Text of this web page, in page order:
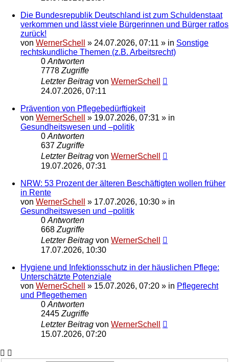
Die Bundesrepublik Deutschland ist zum Schuldenstaat
verkommen und lässt viele Bürgerinnen und Bürger ratlos
zurück!
von WernerSchell » 24.07.2026, 07:11 » in Sonstige
rechtskundliche Themen (z.B. Arbeitsrecht)
0 Antworten
7778 Zugriffe
Letzter Beitrag von WernerSchell
24.07.2026, 07:11
Prävention von Pflegebedürftigkeit
von WernerSchell » 19.07.2026, 07:31 » in
Gesundheitswesen und –politik
0 Antworten
637 Zugriffe
Letzter Beitrag von WernerSchell
19.07.2026, 07:31
NRW: 53 Prozent der älteren Beschäftigten wollen früher
in Rente
von WernerSchell » 17.07.2026, 10:30 » in
Gesundheitswesen und –politik
0 Antworten
668 Zugriffe
Letzter Beitrag von WernerSchell
17.07.2026, 10:30
Hygiene und Infektionsschutz in der häuslichen Pflege:
Unterschätzte Potenziale
von WernerSchell » 15.07.2026, 07:20 » in Pflegerecht
und Pflegethemen
0 Antworten
2445 Zugriffe
Letzter Beitrag von WernerSchell
15.07.2026, 07:20